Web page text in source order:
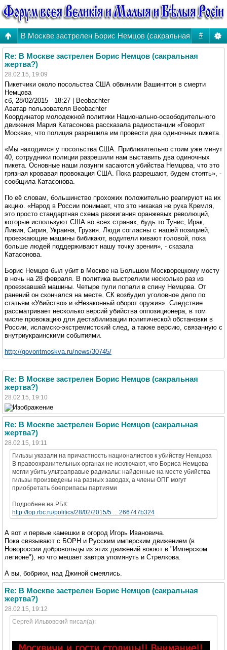
#
В Москве застрелен Борис Немцов (сакральная жертва?)
Re: В Москве застрелен Борис Немцов (сакральная
жертва?)
28.02.15, 19:09
Пикетчики около посольства США обвинили Вашингтон в смерти
Немцова
сб, 28/02/2015 - 18:27 | Beobachter
Аватар пользователя Beobachter
Координатор молодежной политики Национально-освободительного
движения Мария Катасонова рассказала радиостанции «Говорит
Москва», что полиция разрешила им провести два одиночных пикета.
«Мы находимся у посольства США. Приблизительно стоим уже минут
40, сотрудники полиции разрешили нам выставить два одиночных
пикета. Основные наши лозунги касаются убийства Немцова, что это
грязная кровавая провокация США. Пока разрешают, будем стоять», -
сообщила Катасонова.
По её словам, большинство прохожих положительно реагируют на их
акцию. «Народ в России понимает, что это никакая не рука Кремля,
это просто стандартная схема разжигания оранжевых революций,
которые используют США во всех странах, будь то Тунис, Ирак,
Ливия, Сирия, Украина, Грузия. Люди согласны с нашей позицией,
проезжающие машины бибикают, водители кивают головой, пока
больше людей поддерживают нашу точку зрения», - сказала
Катасонова.
Борис Немцов был убит в Москве на Большом Москворецкому мосту
в ночь на 28 февраля. В политика выстрелили несколько раз из
проезжавшей машины. Четыре пули попали в спину Немцова. От
ранений он скончался на месте. СК возбудил уголовное дело по
статьям «Убийство» и «Незаконный оборот оружия». Следствие
рассматривает несколько версий убийства оппозиционера, в том
числе провокацию для дестабилизации политической обстановки в
России, исламско-экстремистский след, а также версию, связанную с
внутриукраинскими событиями.
http://govoritmoskva.ru/news/30745/
Re: В Москве застрелен Борис Немцов (сакральная
жертва?)
28.02.15, 19:10
Re: В Москве застрелен Борис Немцов (сакральная
жертва?)
28.02.15, 19:11
Гильзы указали на причастность националистов к убийству Немцова
В правоохранительных органах не исключают, что Бориса Немцова
могли убить ультраправые радикалы: найденные на месте убийства
гильзы произведены на разных заводах, а члены ОПГ могут
приобретать боеприпасы партиями
Подробнее на РБК:
http://top.rbc.ru/politics/28/02/2015/5 ... 266747b324
А вот и первые камешки в огород Игорь Ивановича.
Пока связывают с БОРН и Русским имперским движением (в
Новороссии добровольцы из этих движений воюют в "Имперском
легионе"), но что мешает завтра упомянуть и Стрелкова.
А вы, бобрики, над Джиной смеялись.
Re: В Москве застрелен Борис Немцов (сакральная
жертва?)
28.02.15, 19:12
Сергей Ильвовский писал(а):